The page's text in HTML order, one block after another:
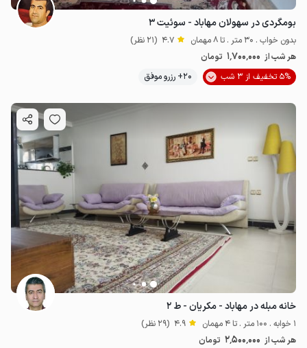
بومگردی در سهولان مهاباد - سوئیت ۳
بدون خواب . 30 متر . تا 8 مهمان 4.7 (21 نظر)
هر شب از 1٬700٬000 تومان
5% تخفیف از 3 شب
20+ رزرو موفق
خانه مبله در مهاباد - مکریان - ط ۲
1 خوابه . 100 متر . تا 4 مهمان 4.9 (29 نظر)
هر شب از 2٬500٬000 تومان